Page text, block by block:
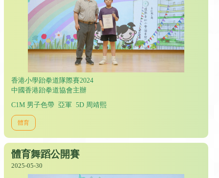
香港小學跆拳道隊際賽2024
中國香港跆拳道協會主辦
C1M 男子色帶 亞軍 5D 周靖熙
體育
體育舞蹈公開賽
2025-05-30